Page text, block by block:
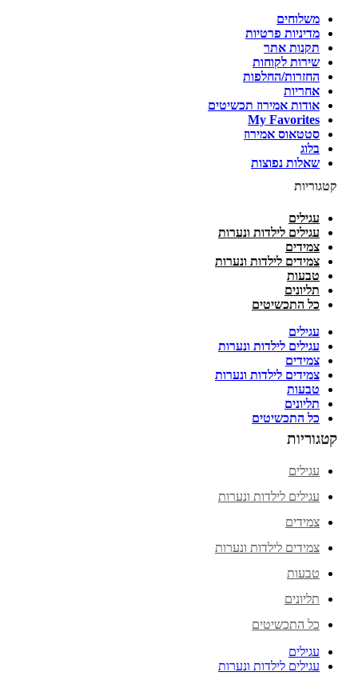
משלוחים
מדיניות פרטיות
תקנות אתר
שירות לקוחות
החזרות/החלפות
אחריות
אודות אמירוז תכשיטים
My Favorites
סטטאוס אמירוז
בלוג
שאלות נפוצות
קטגוריות
עגילים
עגילים לילדות ונערות
צמידים
צמידים לילדות ונערות
טבעות
תליונים
כל התכשיטים
עגילים
עגילים לילדות ונערות
צמידים
צמידים לילדות ונערות
טבעות
תליונים
כל התכשיטים
קטגוריות
עגילים
עגילים לילדות ונערות
צמידים
צמידים לילדות ונערות
טבעות
תליונים
כל התכשיטים
עגילים
עגילים לילדות ונערות